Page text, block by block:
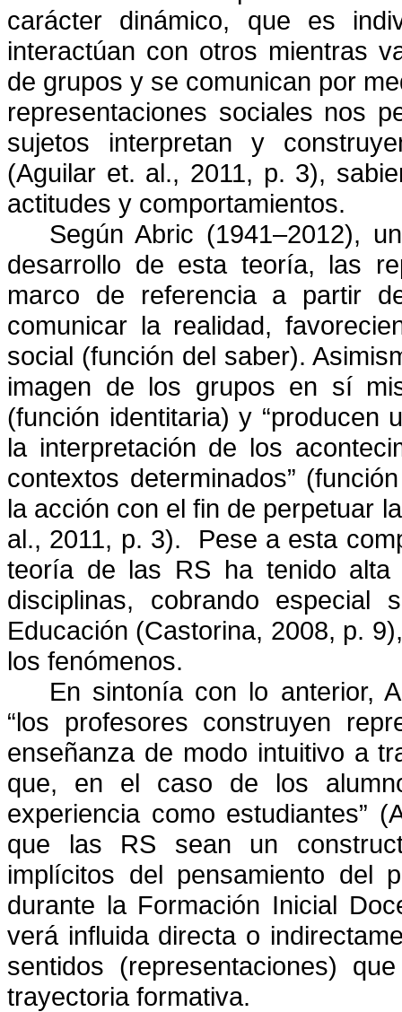
carácter dinámico, que es
interactúan con otros mientras
de grupos y se comunican por
representaciones sociales nos
sujetos interpretan y
(Aguilar et. al., 2011, p. 3),
actitudes y comportamientos.
Según Abric (1941–2012),
desarrollo de esta teoría, las
marco de referencia a partir
comunicar la realidad,
social (función del saber).
imagen de los grupos en sí
(función identitaria) y “producen
la interpretación de los
contextos determinados”
la acción con el fin de perpetuar
al., 2011, p. 3).
Pese a esta
teoría de las RS ha tenido alta
disciplinas, cobrando
Educación (Castorina, 2008, p.
los fenómenos.
En sintonía con lo anterior,
“los profesores construyen
enseñanza de modo intuitivo a
que, en el caso de los
experiencia como estudiantes”
que las RS sean un
implícitos del pensamiento del
durante la Formación Inicial
verá influida directa o
sentidos (representaciones)
trayectoria formativa.